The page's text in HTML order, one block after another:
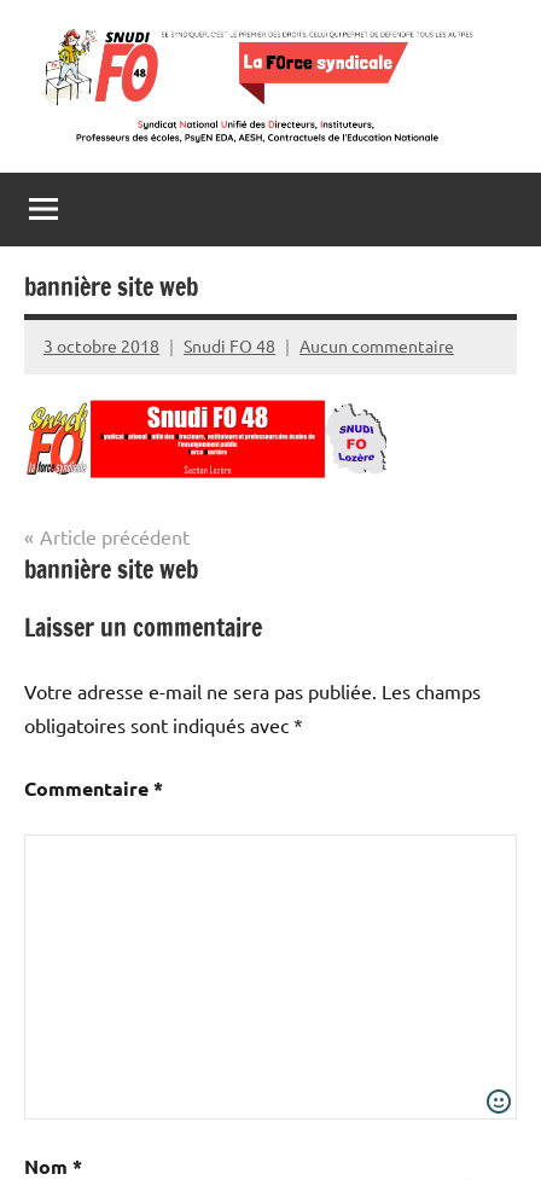
contenu
Snudi
FO
48
c’est
le
premier
droits,
permet
de
défendre
les
autres
bannière site web
3 octobre 2018 Snudi FO 48 Aucun commentaire
Navigation
de
l’article
Article précédent
bannière site web
Laisser un commentaire
Votre adresse e-mail ne sera pas publiée. Les champs
obligatoires sont indiqués avec *
Commentaire*
Nom *